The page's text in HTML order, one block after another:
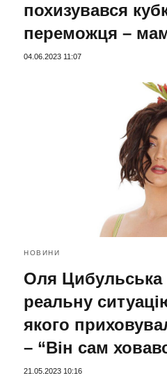
похизувався
переможця –
04.06.2023 11:07
НОВИНИ
Оля Цибульська
реальну
якого
– “Він сам
21.05.2023 10:16